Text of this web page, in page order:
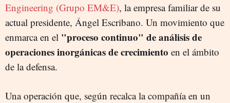
Engineering (Grupo EM&E), la empresa familiar de su
actual presidente, Ángel Escribano. Un movimiento que
enmarca en el "proceso continuo" de análisis de
operaciones inorgánicas de crecimiento en el ámbito
de la defensa.
Una operación que, según recalca la compañía en un